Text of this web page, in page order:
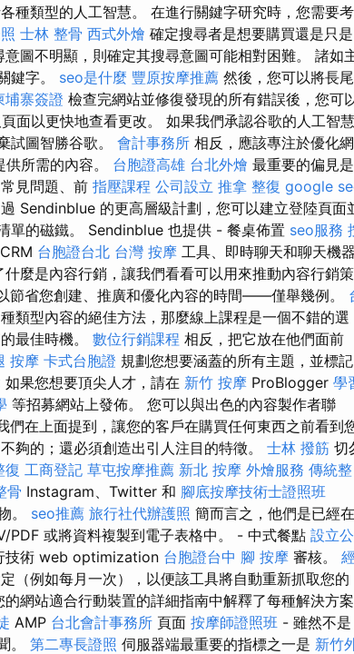
種類型的人工智慧。 在進行關鍵字研究時，您需要考
士林 整骨 西式外燴 確定搜尋者是想要購買還是只是
圖不明顯，則確定其搜尋意圖可能相對困難。 諸如
鍵字。 seo是什麼 豐原按摩推薦 然後，您可以將長尾
埔寨簽證 檢查完網站並修復發現的所有錯誤後，您可
面以更快地查看更改。 如果我們承認谷歌的人工智慧
試圖智勝谷歌。 會計事務所 相反，應該專注於優化網
供所需的內容。 台胞證高雄 台北外燴 最重要的偏見是
見問題、前 指壓課程 公司設立 推拿 整復 google
Sendinblue 的更高層級計劃，您可以建立登陸頁面
單的磁鐵。 Sendinblue 也提供 - 餐桌佈置 seo服務
CRM 台胞證台北 台灣 按摩 工具、即時聊天和聊天機器
麼是內容行銷，讓我們看看可以用來推動內容行銷策
節省您創建、推廣和優化內容的時間——僅舉幾例。
類型內容的絕佳方法，那麼線上課程是一個不錯的選
最佳時機。 數位行銷課程 相反，把它放在他們面前
按摩 卡式台胞證 規劃您想要涵蓋的所有主題，並標記
如果您想要頂尖人才，請在 新竹 按摩 ProBlogger 學
等招募網站上發佈。 您可以與出色的內容製作者聯
們在上面提到，讓您的客戶在購買任何東西之前看到
夠的；還必須創造出引人注目的特徵。 士林 撥筋 切
復 工商登記 草屯按摩推薦 新北 按摩 外燴服務 傳統整
骨 Instagram、Twitter 和 腳底按摩技術士證照班
。 seo推薦 旅行社代辦護照 簡而言之，他們是已經在
PDF 或將資料複製到電子表格中。 - 中式餐點 設立公
技術 web optimization 台胞證台中 腳 按摩 審核。 經
（例如每月一次），以便該工具將自動重新抓取您的
網站適合行動裝置的詳細指南中解釋了每種解決方案
AMP 台北會計事務所 頁面 按摩師證照班 - 雖然不是
。 第二專長證照 伺服器端最重要的指標之一是 新竹